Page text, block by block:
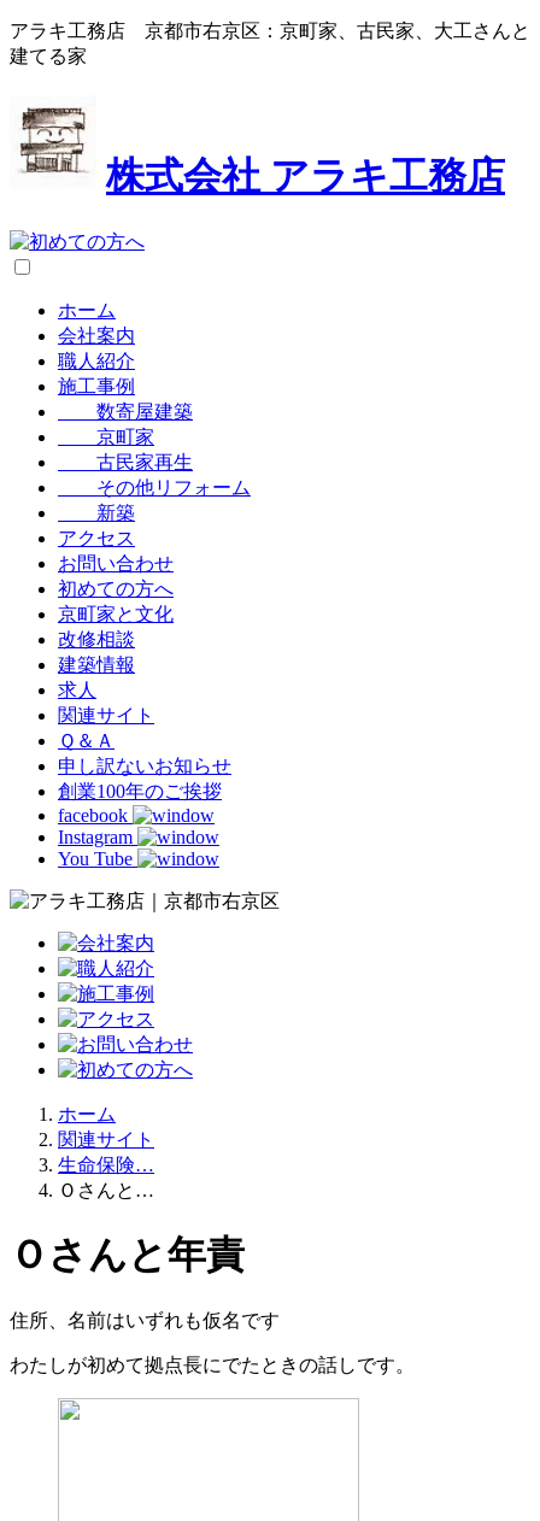
アラキ工務店 京都市右京区：京町家、古民家、大工さんと
建てる家
株式会社 アラキ工務店
ホーム
会社案内
職人紹介
施工事例
数寄屋建築
京町家
古民家再生
その他リフォーム
新築
アクセス
お問い合わせ
初めての方へ
京町家と文化
改修相談
建築情報
求人
関連サイト
Ｑ＆Ａ
申し訳ないお知らせ
創業100年のご挨拶
facebook
Instagram
You Tube
ホーム
関連サイト
生命保険…
Ｏさんと…
Ｏさんと年責
住所、名前はいずれも仮名です
わたしが初めて拠点長にでたときの話しです。